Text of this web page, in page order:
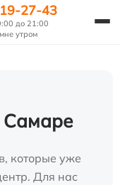
27-43
до 21:00
мне утром
Самаре
которые уже
Для нас